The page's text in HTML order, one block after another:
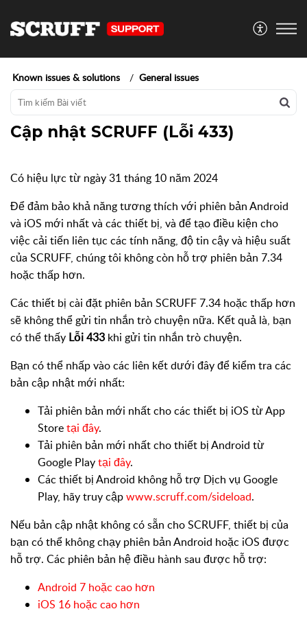
Known issues & solutions General issues
Cập nhật SCRUFF (Lỗi 433)
Có hiệu lực từ ngày 31 tháng 10 năm 2024
Để đảm bảo khả năng tương thích với phiên bản Android
và iOS mới nhất và các thiết bị, và để tạo điều kiện cho
việc cải tiến liên tục các tính năng, độ tin cậy và hiệu suất
của SCRUFF, chúng tôi không còn hỗ trợ phiên bản 7.34
hoặc thấp hơn.
Các thiết bị cài đặt phiên bản SCRUFF 7.34 hoặc thấp hơn
sẽ không thể gửi tin nhắn trò chuyện nữa. Kết quả là, bạn
có thể thấy Lỗi 433 khi gửi tin nhắn trò chuyện.
Bạn có thể nhấp vào các liên kết dưới đây để kiểm tra các
bản cập nhật mới nhất:
Tải phiên bản mới nhất cho các thiết bị iOS từ App
Storetại đây.
Tải phiên bản mới nhất cho thiết bị Android từ
Google Playtại đây.
Các thiết bị Android không hỗ trợ Dịch vụ Google
Play, hãy truy cậpwww.scruff.com/sideload.
Nếu bản cập nhật không có sẵn cho SCRUFF, thiết bị của
bạn có thể không chạy phiên bản Android hoặc iOS được
hỗ trợ. Các phiên bản hệ điều hành sau được hỗ trợ:
Android 7 hoặc cao hơn
iOS 16 hoặc cao hơn